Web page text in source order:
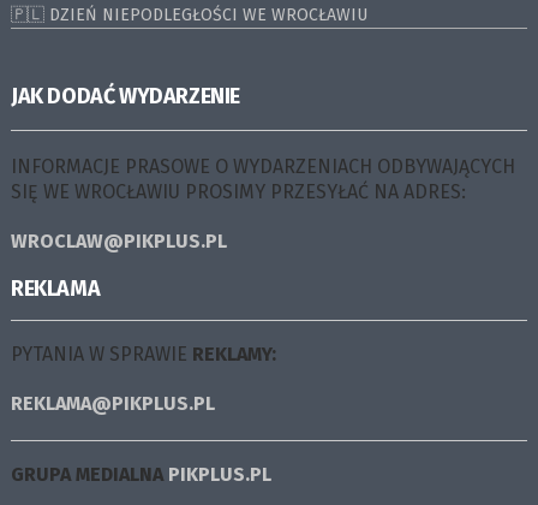
🇵🇱 DZIEŃ NIEPODLEGŁOŚCI WE WROCŁAWIU
JAK DODAĆ WYDARZENIE
INFORMACJE PRASOWE O WYDARZENIACH ODBYWAJĄCYCH
SIĘ WE WROCŁAWIU PROSIMY PRZESYŁAĆ NA ADRES:
WROCLAW@PIKPLUS.PL
REKLAMA
PYTANIA W SPRAWIE REKLAMY:
REKLAMA@PIKPLUS.PL
GRUPA MEDIALNA PIKPLUS.PL